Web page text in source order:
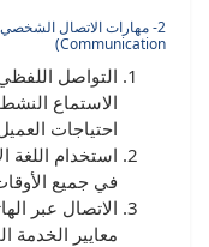
Communication)
التواصل
الاستماع
احتياجات
استخدام اللغة
في جميع
الاتصال عبر
معايير الخدمة